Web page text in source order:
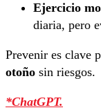
Ejercicio
diaria, pero
Prevenir es clave
otoño sin riesgos.
*ChatGPT.